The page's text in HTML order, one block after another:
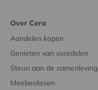
Over Cera
Aandelen kopen
Genieten van voordelen
Steun aan de samenleving
Meebeslissen